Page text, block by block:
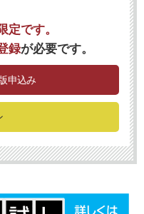
定です。
録が必要です。
申込み